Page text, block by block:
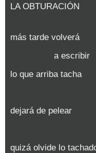
LA OBTURACIÓN
más tarde volverá
a escribir
lo que arriba tacha
dejará de pelear
quizá olvide lo